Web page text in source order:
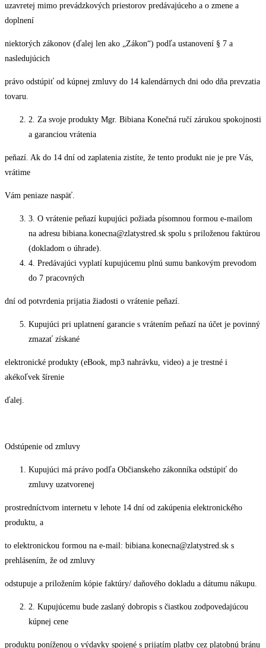
uzavretej mimo prevádzkových priestorov predávajúceho a o zmene a
doplnení
niektorých zákonov (ďalej len ako „Zákon“) podľa ustanovení § 7 a
nasledujúcich
právo odstúpiť od kúpnej zmluvy do 14 kalendárnych dni odo dňa prevzatia
tovaru.
2. Za svoje produkty Mgr. Bibiana Konečná ručí zárukou spokojnosti
a garanciou vrátenia
peňazí. Ak do 14 dní od zaplatenia zistíte, že tento produkt nie je pre Vás,
vrátime
Vám peniaze naspäť.
3. O vrátenie peňazí kupujúci požiada písomnou formou e-mailom
na adresu bibiana.konecna@zlatystred.sk spolu s priloženou faktúrou
(dokladom o úhrade).
4. Predávajúci vyplatí kupujúcemu plnú sumu bankovým prevodom
do 7 pracovných
dní od potvrdenia prijatia žiadosti o vrátenie peňazí.
Kupujúci pri uplatnení garancie s vrátením peňazí na účet je povinný
zmazať získané
elektronické produkty (eBook, mp3 nahrávku, video) a je trestné i
akékoľvek šírenie
ďalej.
Odstúpenie od zmluvy
Kupujúci má právo podľa Občianskeho zákonníka odstúpiť do
zmluvy uzatvorenej
prostredníctvom internetu v lehote 14 dní od zakúpenia elektronického
produktu, a
to elektronickou formou na e-mail: bibiana.konecna@zlatystred.sk s
prehlásením, že od zmluvy
odstupuje a priložením kópie faktúry/ daňového dokladu a dátumu nákupu.
2. Kupujúcemu bude zaslaný dobropis s čiastkou zodpovedajúcou
kúpnej cene
produktu poníženou o výdavky spojené s prijatím platby cez platobnú bránu